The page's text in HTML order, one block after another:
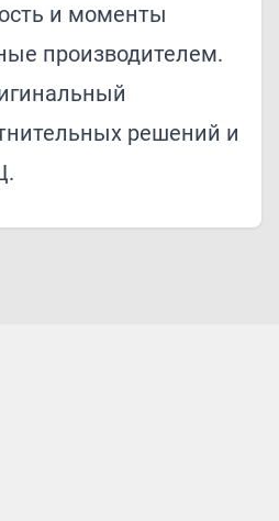
и моменты
производителем.
решений и